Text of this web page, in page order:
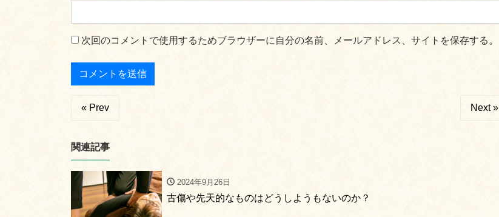
次回のコメントで使用するためブラウザーに自分の名前、メールアドレス、サイトを保存する。
« Prev Next »
関連記事
2024年9月26日
古傷や先天的なものはどうしようもないのか？